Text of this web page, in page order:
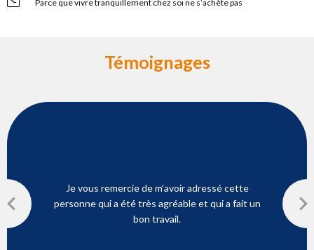
Parce que vivre tranquillement chez soi ne s’achète pas
Témoignages
Je vous remercie de m’avoir adressé cette
personne qui a été très agréable et qui a fait un
bon travail.